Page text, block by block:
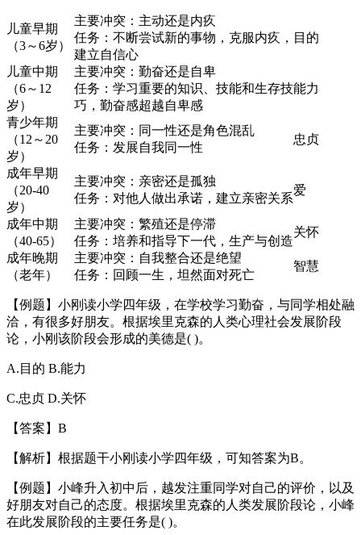
儿童早期
（3～6岁）
主要冲突：主动还是内疚
任务：不断尝试新的事物，克服内疚，
建立自信心
目的
儿童中期
（6～12
岁）
主要冲突：勤奋还是自卑
任务：学习重要的知识、技能和生存技
巧，勤奋感超越自卑感
能力
青少年期
（12～20
岁）
主要冲突：同一性还是角色混乱
任务：发展自我同一性
忠贞
成年早期
（20-40
岁）
主要冲突：亲密还是孤独
任务：对他人做出承诺，建立亲密关系
爱
成年中期
（40-65）
主要冲突：繁殖还是停滞
任务：培养和指导下一代，生产与创造
关怀
成年晚期
（老年）
主要冲突：自我整合还是绝望
任务：回顾一生，坦然面对死亡
智慧
【例题】小刚读小学四年级，在学校学习勤奋，与同学相处融
洽，有很多好朋友。根据埃里克森的人类心理社会发展阶段
论，小刚该阶段会形成的美德是( )。
A.目的 B.能力
C.忠贞 D.关怀
【答案】B
【解析】根据题干小刚读小学四年级，可知答案为B。
【例题】小峰升入初中后，越发注重同学对自己的评价，以及
好朋友对自己的态度。根据埃里克森的人类发展阶段论，小峰
在此发展阶段的主要任务是( )。